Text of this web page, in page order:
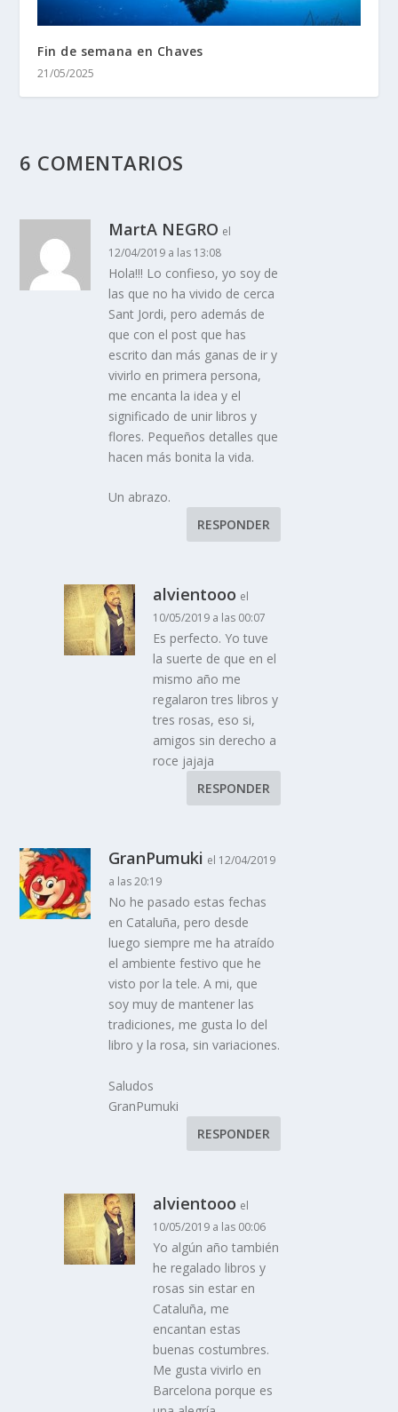
Fin de semana en Chaves
21/05/2025
6 COMENTARIOS
MartA NEGRO el
12/04/2019 a las 13:08
Hola!!! Lo confieso, yo soy de
las que no ha vivido de cerca
Sant Jordi, pero además de
que con el post que has
escrito dan más ganas de ir y
vivirlo en primera persona,
me encanta la idea y el
significado de unir libros y
flores. Pequeños detalles que
hacen más bonita la vida.
Un abrazo.
RESPONDER
alvientooo el
10/05/2019 a las 00:07
Es perfecto. Yo tuve
la suerte de que en el
mismo año me
regalaron tres libros y
tres rosas, eso si,
amigos sin derecho a
roce jajaja
RESPONDER
GranPumuki el 12/04/2019
a las 20:19
No he pasado estas fechas
en Cataluña, pero desde
luego siempre me ha atraído
el ambiente festivo que he
visto por la tele. A mi, que
soy muy de mantener las
tradiciones, me gusta lo del
libro y la rosa, sin variaciones.
Saludos
GranPumuki
RESPONDER
alvientooo el
10/05/2019 a las 00:06
Yo algún año también
he regalado libros y
rosas sin estar en
Cataluña, me
encantan estas
buenas costumbres.
Me gusta vivirlo en
Barcelona porque es